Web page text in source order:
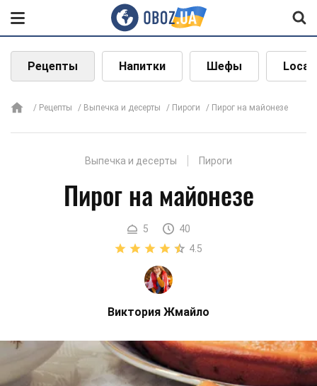
Рецепты Напитки Шефы Local
Рецепты Выпечка и десерты Пироги Пирог на майонезе
Выпечка и десерты Пироги
Пирог на майонезе
5
40
4.5
Виктория Жмайло